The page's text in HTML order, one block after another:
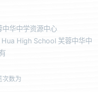
华中学资源中心
High School 芙蓉中华中
次数为